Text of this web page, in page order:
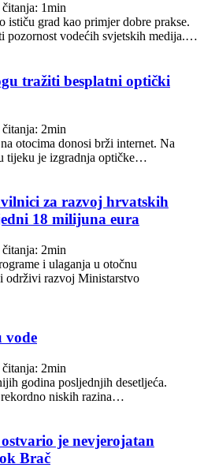
1min
ističu grad kao primjer dobre prakse.
pozornost vodećih svjetskih medija.…
tražiti besplatni optički
2min
otocima donosi brži internet. Na
tijeku je izgradnja optičke…
za razvoj hrvatskih
18 milijuna eura
2min
i ulaganja u otočnu
održivi razvoj Ministarstvo
vode
2min
godina posljednjih desetljeća.
niskih razina…
je nevjerojatan
Brač